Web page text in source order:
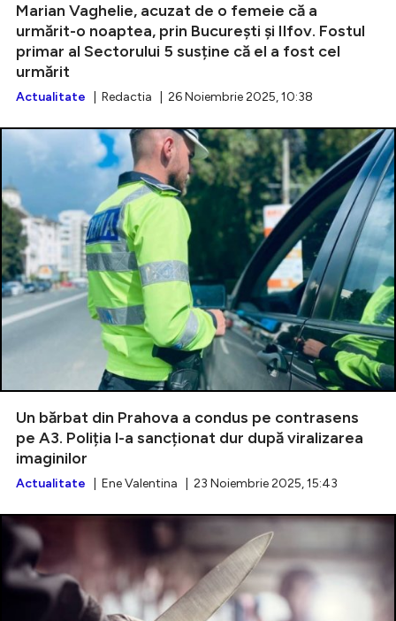
Marian Vaghelie, acuzat de o femeie că a
urmărit-o noaptea, prin București și Ilfov. Fostul
primar al Sectorului 5 susține că el a fost cel
urmărit
Actualitate | Redactia | 26 Noiembrie 2025, 10:38
Un bărbat din Prahova a condus pe contrasens
pe A3. Poliția l-a sancționat dur după viralizarea
imaginilor
Actualitate | Ene Valentina | 23 Noiembrie 2025, 15:43